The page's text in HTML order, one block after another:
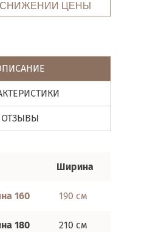
СНИЖЕНИИ ЦЕНЫ
ОТЗЫВЫ
Ширина
160 190 см
180 210 см